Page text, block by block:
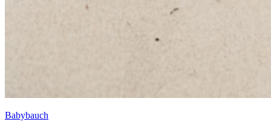
Babybauch